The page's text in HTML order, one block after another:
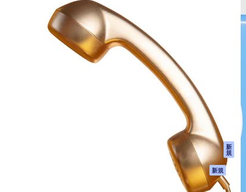
最高のクリエイティブ制作を導くためのプラ
ットフォーム。クリエイター、企業、代理
店、スタジオを含む100万人以上が利用して
Spaces
AI アシスタント
AI 画像生成ツール
AI 動画生成ツール
AI 音声合成ツール
ストックコンテン
Claude/ChatGPT
向けMCP
新
規
エージェント 新規